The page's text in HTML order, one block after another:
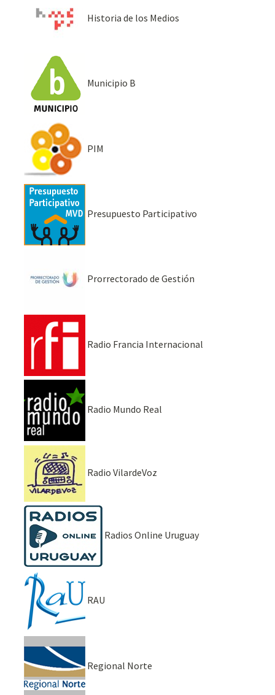
Historia de los Medios
Municipio B
PIM
Presupuesto Participativo
Prorrectorado de Gestión
Radio Francia Internacional
Radio Mundo Real
Radio VilardeVoz
Radios Online Uruguay
RAU
Regional Norte